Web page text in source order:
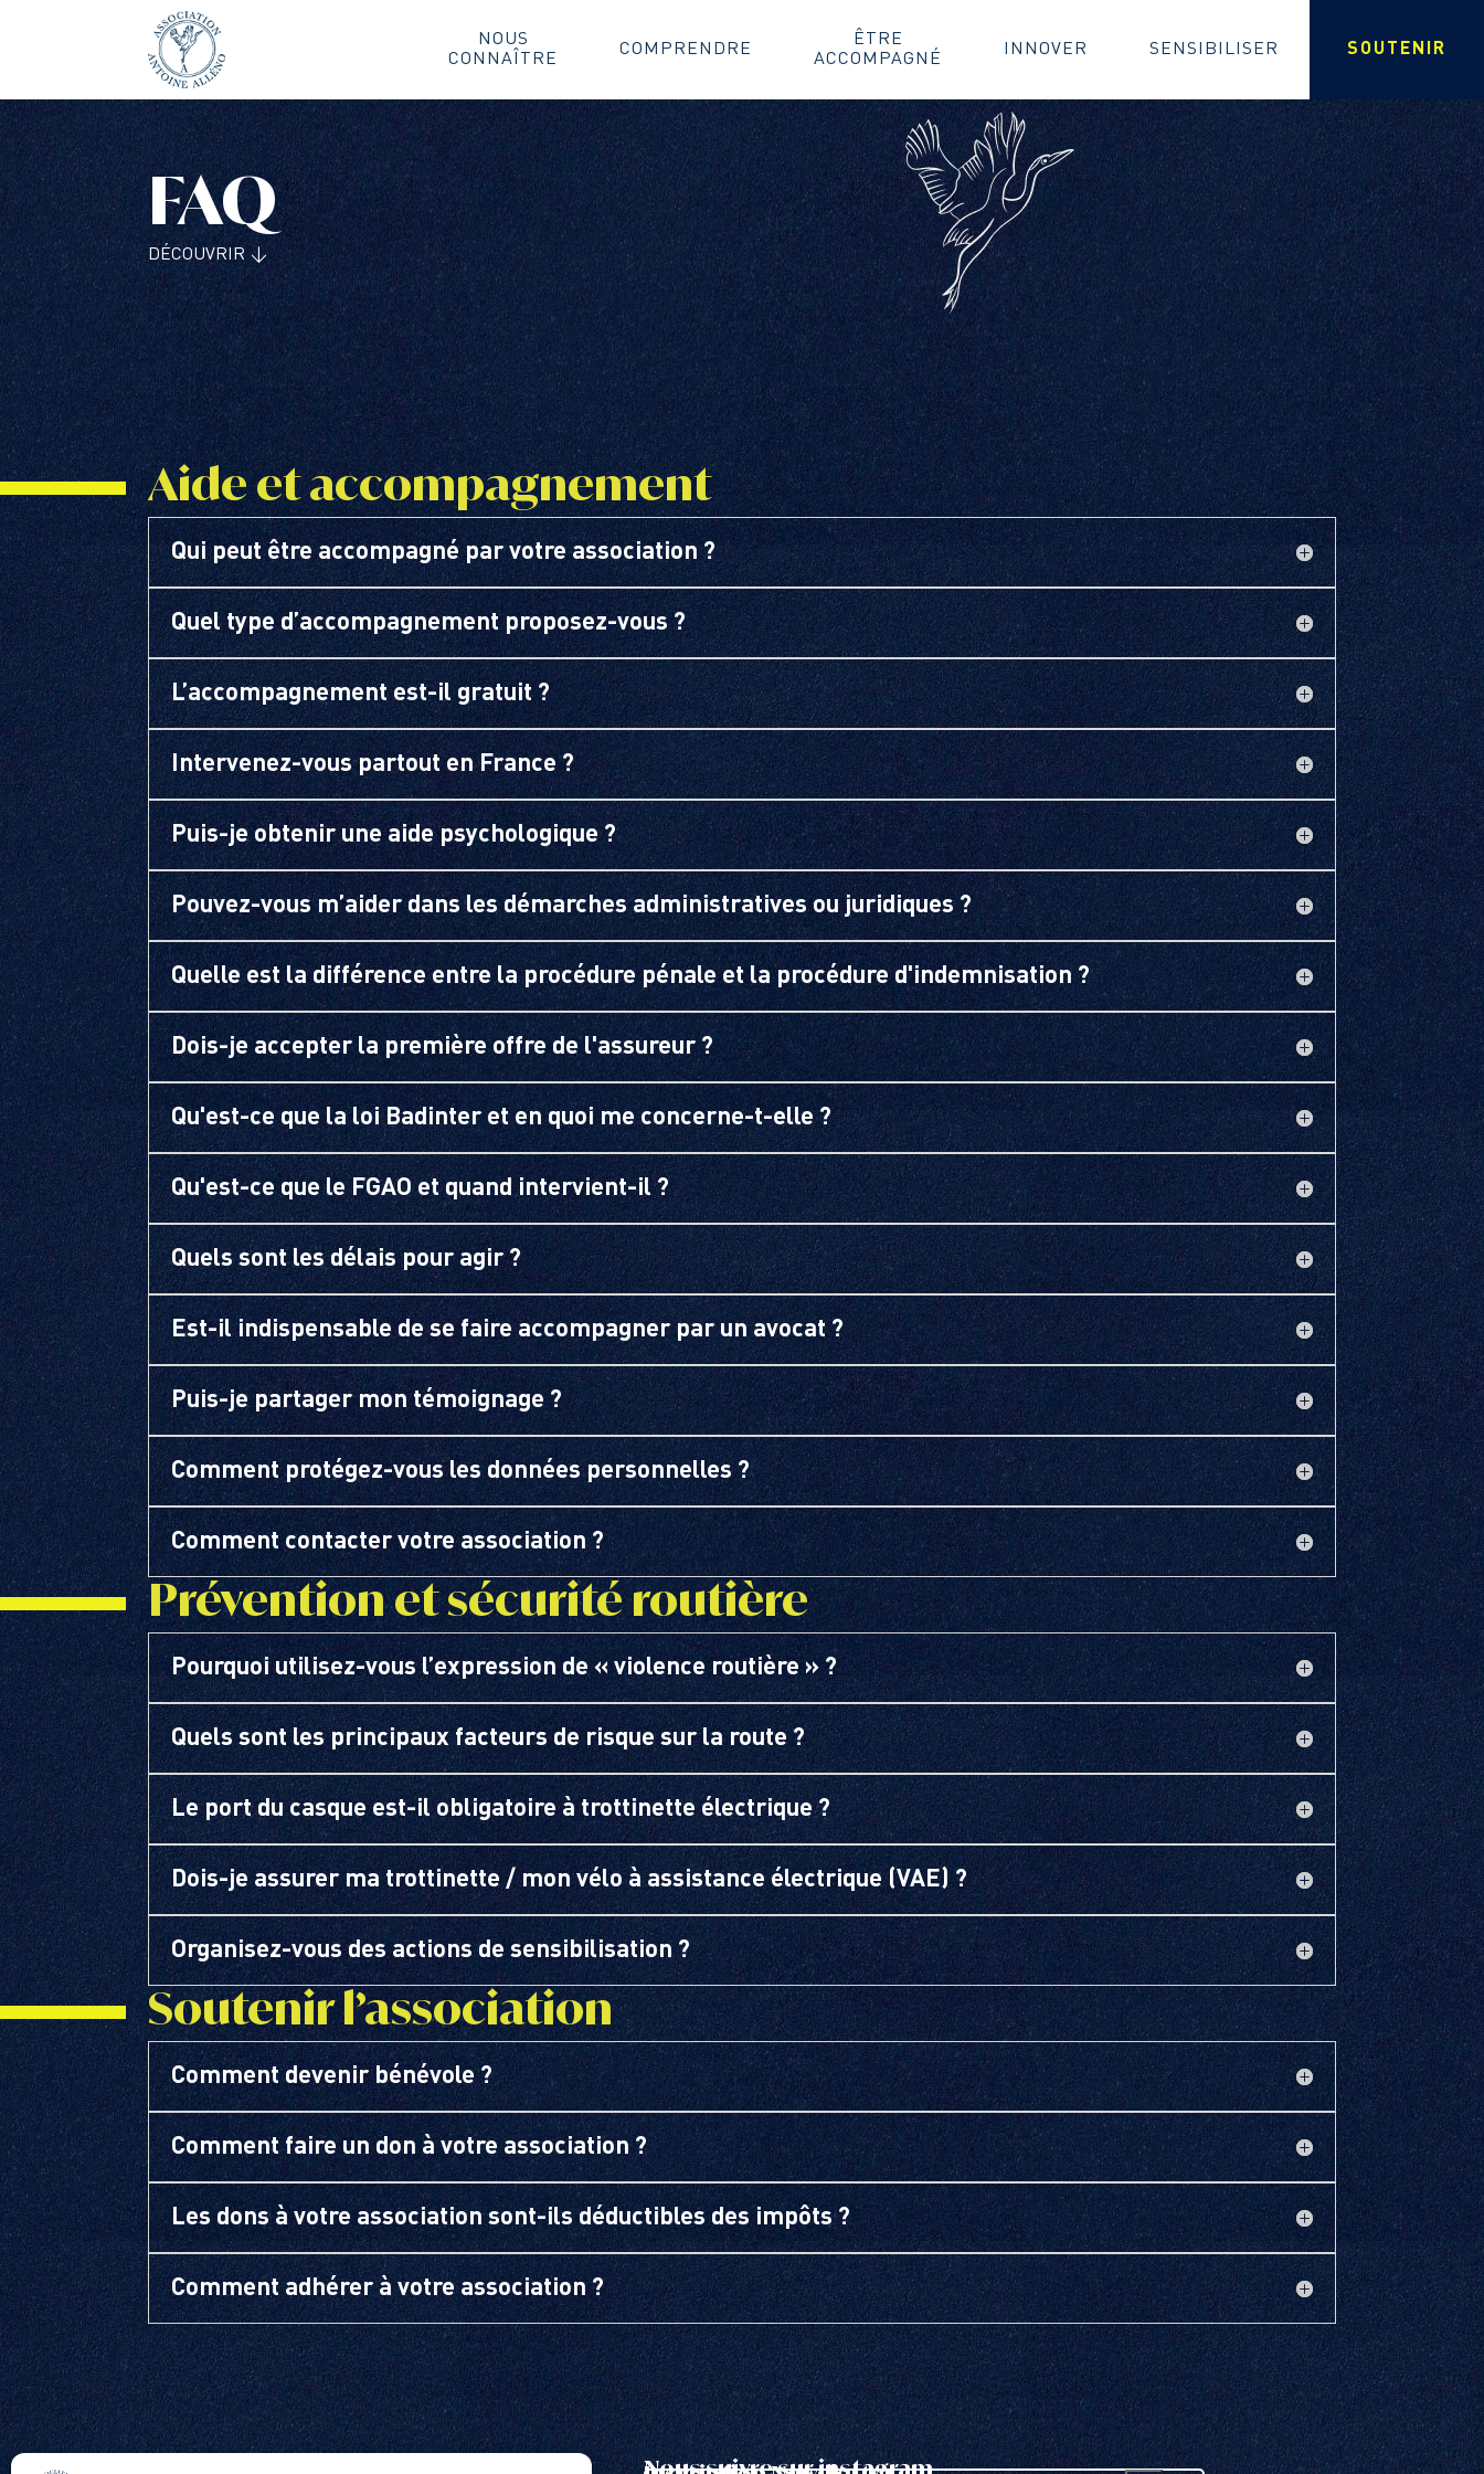
NOUS
CONNAÎTRE
COMPRENDRE
ÊTRE
ACCOMPAGNÉ
INNOVER SENSIBILISER SOUTENIR
FAQ
DÉCOUVRIR ↓
Aide et accompagnement
Qui peut être accompagné par votre association ?
Quel type d’accompagnement proposez-vous ?
L’accompagnement est-il gratuit ?
Intervenez-vous partout en France ?
Puis-je obtenir une aide psychologique ?
Pouvez-vous m’aider dans les démarches administratives ou juridiques ?
Quelle est la différence entre la procédure pénale et la procédure d'indemnisation ?
Dois-je accepter la première offre de l'assureur ?
Qu'est-ce que la loi Badinter et en quoi me concerne-t-elle ?
Qu'est-ce que le FGAO et quand intervient-il ?
Quels sont les délais pour agir ?
Est-il indispensable de se faire accompagner par un avocat ?
Puis-je partager mon témoignage ?
Comment protégez-vous les données personnelles ?
Comment contacter votre association ?
Prévention et sécurité routière
Pourquoi utilisez-vous l’expression de « violence routière » ?
Quels sont les principaux facteurs de risque sur la route ?
Le port du casque est-il obligatoire à trottinette électrique ?
Dois-je assurer ma trottinette / mon vélo à assistance électrique (VAE) ?
Organisez-vous des actions de sensibilisation ?
Soutenir l’association
Comment devenir bénévole ?
Comment faire un don à votre association ?
Les dons à votre association sont-ils déductibles des impôts ?
Comment adhérer à votre association ?
Nous suivre sur instagram